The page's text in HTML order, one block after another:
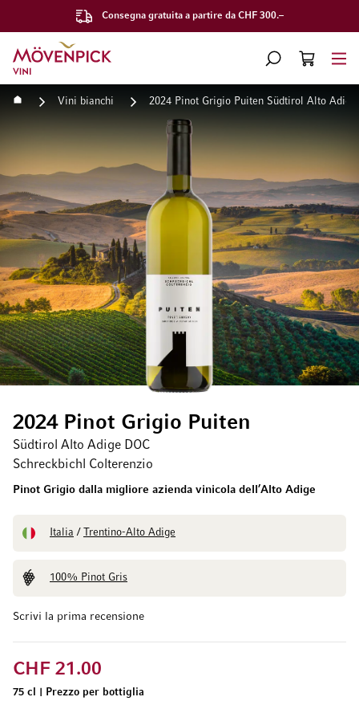
Consegna gratuita a partire da CHF 300.–
Vai alla Home Page
CERCA
CART
Home Vini bianchi 2024 Pinot Grigio Puiten Südtirol Alto Adige
Scrivi la prima recensione
2024 Pinot Grigio Puiten
Südtirol Alto Adige DOC
Schreckbichl Colterenzio
Pinot Grigio dalla migliore azienda vinicola dell’Alto Adige
Italia / Trentino-Alto Adige
100% Pinot Gris
CHF 21.00
75 cl
Prezzo per bottiglia
Vai alla fine della galleria di immagini